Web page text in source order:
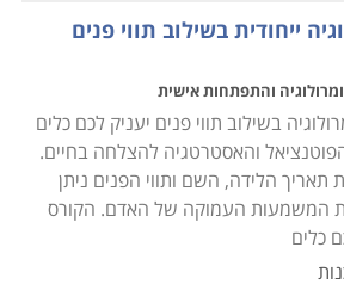
כוללים תחומים רבים, וככל שחולפות
ויותר מקובלים ומגוונים גם בישראל.
הרבים ניתן למצוא נומרולוגיה,
עצמי, קריאה בקלפים, תקשור, גלגול
למיניהם וכדומה, והאמת היא
מקצוע בתחום. לימודי מיסטיקה
כלליים מעולם המיסטיקה, היכרות
הקשור לנושא הנלמד, דיון
ייחודית בשילוב תווי פנים
והתפתחות אישית
בשילוב תווי פנים יעניק לכם כלים
והאסטרטגיה להצלחה בחיים.
תאריך הלידה, השם ותווי הפנים ניתן
המשמעות העמוקה של האדם. הקורס
כלים